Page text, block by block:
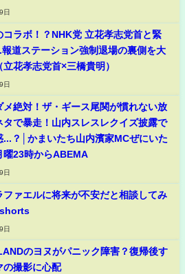
日
コラボ！？NHK党 立花孝志党首と緊
道ステーション強制退場の裏側を大
立花孝志党首×三橋貴明）
日
メ絶対！ザ・ギース尾関が慣れない放
タで暴走！山内スレスレクイズ披露で
...？│かまいたち山内濱家MCぜにいた
曜23時からABEMA
日
ファエルに将来が不安だと相談してみ
日
のヨヌがパニック障害？復帰後す
の撮影に心配